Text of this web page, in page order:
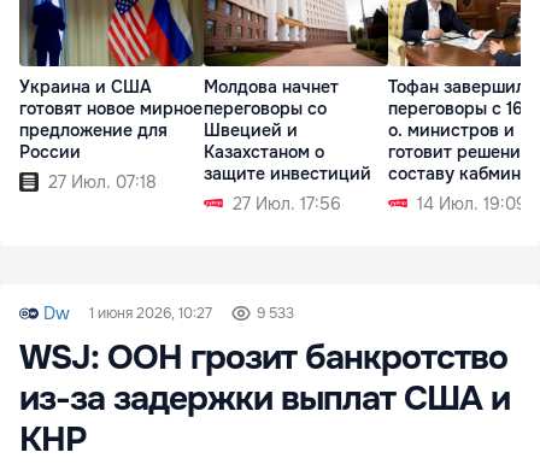
Украина и США
готовят новое мирное
предложение для
России
27 Июл. 07:18
Молдова начнет
переговоры со
Швецией и
Казахстаном о
защите инвестиций
27 Июл. 17:56
Тофан завершил
переговоры с 16-
о. министров и
готовит решения
составу кабмина
14 Июл. 19:09
Dw 1 июня 2026, 10:27 9 533
WSJ: ООН грозит банкротство
из-за задержки выплат США и
КНР